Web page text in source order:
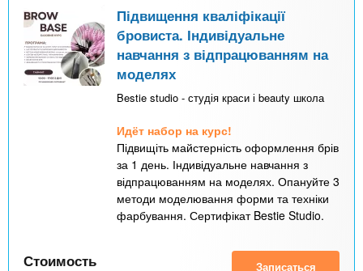
Підвищення кваліфікації
бровиста. Індивідуальне
навчання з відпрацюванням на
моделях
Bestie studio - студія краси і beauty школа
Идёт набор на курс!
Підвищіть майстерність оформлення брів
за 1 день. Індивідуальне навчання з
відпрацюванням на моделях. Опануйте 3
методи моделювання форми та техніки
фарбування. Сертифікат Bestie Studio.
Стоимость Записаться